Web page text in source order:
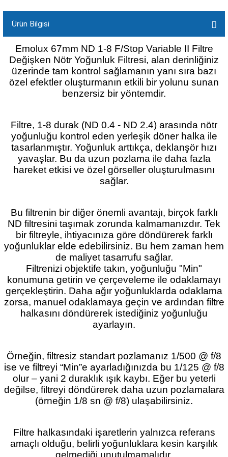
Ürün Bilgisi
Emolux 67mm ND 1-8 F/Stop Variable II Filtre
Değişken Nötr Yoğunluk Filtresi, alan derinliğiniz
üzerinde tam kontrol sağlamanın yanı sıra bazı
özel efektler oluşturmanın etkili bir yolunu sunan
benzersiz bir yöntemdir.
Filtre, 1-8 durak (ND 0.4 - ND 2.4) arasında nötr
yoğunluğu kontrol eden yerleşik döner halka ile
tasarlanmıştır. Yoğunluk arttıkça, deklanşör hızı
yavaşlar. Bu da uzun pozlama ile daha fazla
hareket etkisi ve özel görseller oluşturulmasını
sağlar.
Bu filtrenin bir diğer önemli avantajı, birçok farklı
ND filtresini taşımak zorunda kalmamanızdır. Tek
bir filtreyle, ihtiyacınıza göre döndürerek farklı
yoğunluklar elde edebilirsiniz. Bu hem zaman hem
de maliyet tasarrufu sağlar.
Filtrenizi objektife takın, yoğunluğu "Min"
konumuna getirin ve çerçeveleme ile odaklamayı
gerçekleştirin. Daha ağır yoğunluklarda odaklama
zorsa, manuel odaklamaya geçin ve ardından filtre
halkasını döndürerek istediğiniz yoğunluğu
ayarlayın.
Örneğin, filtresiz standart pozlamanız 1/500 @ f/8
ise ve filtreyi “Min”e ayarladığınızda bu 1/125 @ f/8
olur – yani 2 duraklık ışık kaybı. Eğer bu yeterli
değilse, filtreyi döndürerek daha uzun pozlamalara
(örneğin 1/8 sn @ f/8) ulaşabilirsiniz.
Filtre halkasındaki işaretlerin yalnızca referans
amaçlı olduğu, belirli yoğunluklara kesin karşılık
gelmediği unutulmamalıdır.